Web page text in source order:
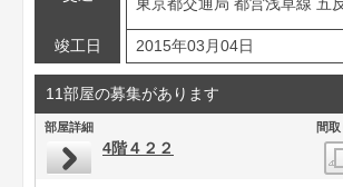
東京都交通局 都営浅草線 五
竣工日 2015年03月04日
11部屋の募集があります
部屋詳細 間
4階４２２